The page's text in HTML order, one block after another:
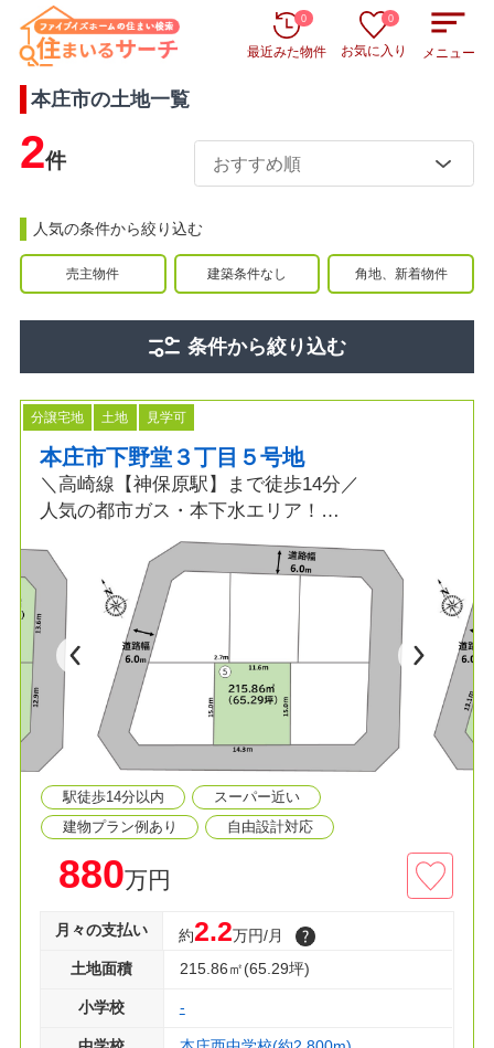
最近みた物件
0
お気に入り
0
メニュー
本庄市の土地一覧
2件
人気の条件から絞り込む
売主物件 建築条件なし 角地、新着物件
条件から絞り込む
分譲宅地 土地 見学可
本庄市下野堂３丁目５号地
＼高崎線【神保原駅】まで徒歩14分／
人気の都市ガス・本下水エリア！
国道17号にも出やすく、仕事やお出かけにも便利
な立地です♪
*LIFE*
■旭小学校まで徒歩29分
□本庄西中学校まで徒歩35分
■メガセンタートライアルまで徒歩6分
□セブンイレブンまで徒歩9分
■ドラッグコスモスまで徒歩11分
☆建売住宅も併せてご案内可能です。
☆ローン相談も随時受付中！お気軽にご連絡くだ
駅徒歩14分以内
スーパー近い
建物プラン例あり
自由設計対応
880万円
月々の支払い 約2.2万円/月
土地面積 215.86㎡(65.29坪)
小学校 -